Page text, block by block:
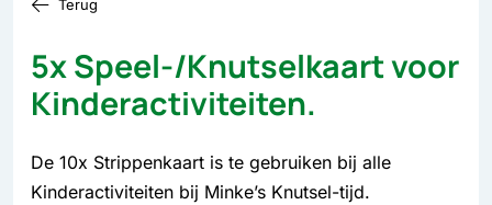
Terug
5x Speel-/Knutselkaart voor
Kinderactiviteiten.
De 10x Strippenkaart is te gebruiken bij alle
Kinderactiviteiten bij Minke’s Knutsel-tijd.